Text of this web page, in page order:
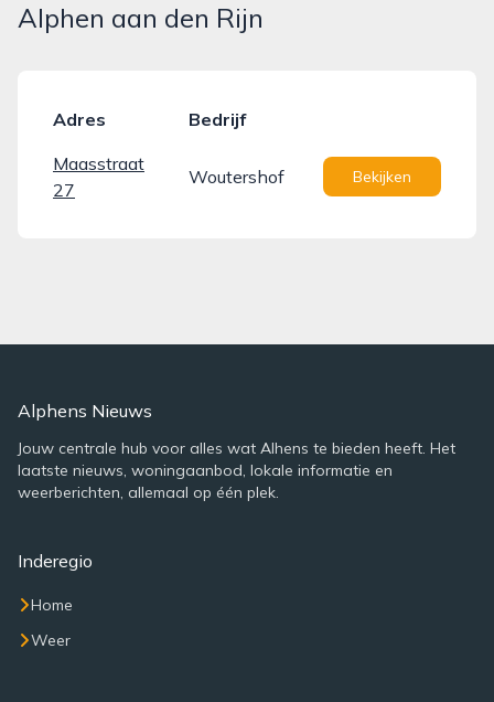
Alphen aan den Rijn
Adres
Bedrijf
Maasstraat
27
Woutershof Bekijken
Alphens Nieuws
Jouw centrale hub voor alles wat Alhens te bieden heeft. Het
laatste nieuws, woningaanbod, lokale informatie en
weerberichten, allemaal op één plek.
Inderegio
Home
Weer